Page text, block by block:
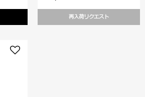
再入荷リクエスト